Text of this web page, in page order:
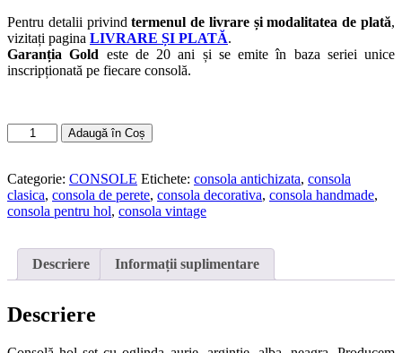
Pentru detalii privindtermenul de livrare și modalitatea de plată,
vizitați pagina LIVRARE ȘI PLATĂ.
Garanția Gold este de 20 ani și se emite în baza seriei unice
inscripționată pe fiecare consolă.
Cantitate
Consola
(cod
VM149)
Adaugă în Coș
Categorie: CONSOLE Etichete: consola antichizata, consola
clasica, consola de perete, consola decorativa, consola handmade,
consola pentru hol, consola vintage
Descriere Informații suplimentare
Descriere